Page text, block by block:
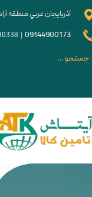
آذربايجان غربي منطقه
09144900173
|